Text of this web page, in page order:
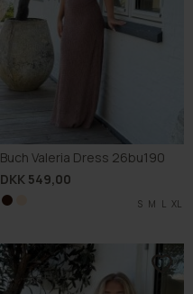
Buch Valeria Dress 26bu190
DKK 549,00
S M L XL
S M L XL